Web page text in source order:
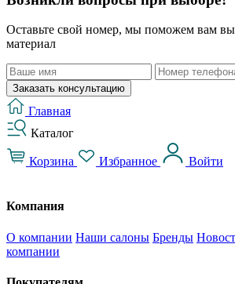
Оставьте свой номер, мы поможем вам
материал
Заказать консультацию
Главная
Каталог
Корзина Избранное Войти
Компания
О компании Наши салоны Бренды
компании